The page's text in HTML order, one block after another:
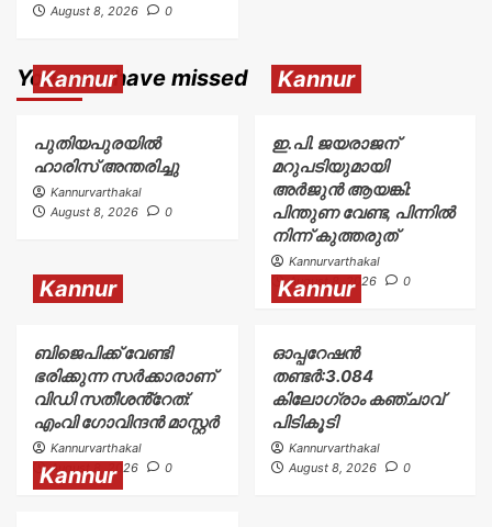
August 8, 2026
0
You may have missed
Kannur
പുതിയപുരയിൽ
ഹാരിസ് അന്തരിച്ചു
Kannurvarthakal
August 8, 2026
0
Kannur
ഇ.പി. ജയരാജന്
മറുപടിയുമായി
അർജുൻ ആയങ്കി:
പിന്തുണ വേണ്ട, പിന്നിൽ
നിന്ന് കുത്തരുത്
Kannurvarthakal
August 8, 2026
0
Kannur
ബിജെപിക്ക് വേണ്ടി
ഭരിക്കുന്ന സർക്കാരാണ്
വിഡി സതീശൻ്റേത്:
എംവി ഗോവിന്ദൻ മാസ്റ്റർ
Kannurvarthakal
August 8, 2026
0
Kannur
ഓപ്പറേഷൻ
തണ്ടർ:3.084
കിലോഗ്രാം കഞ്ചാവ്
പിടികൂടി
Kannurvarthakal
August 8, 2026
0
Kannur